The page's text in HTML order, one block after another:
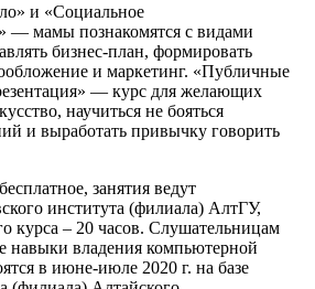
и «Социальное
— мамы познакомятся с видами
бизнес-план, формировать
и маркетинг. «Публичные
— курс для желающих
научиться не бояться
и выработать привычку говорить
занятия ведут
института (филиала) АлтГУ,
курса – 20 часов. Слушательницам
навыки владения компьютерной
в июне-июле 2020 г. на базе